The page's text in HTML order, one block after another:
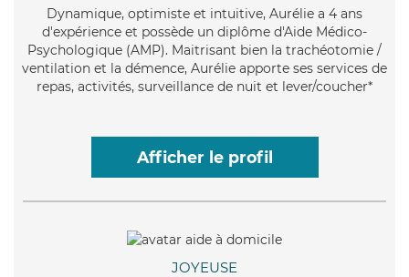
Dynamique, optimiste et intuitive, Aurélie a 4 ans
d'expérience et possède un diplôme d'Aide Médico-
Psychologique (AMP). Maitrisant bien la trachéotomie /
ventilation et la démence, Aurélie apporte ses services de
repas, activités, surveillance de nuit et lever/coucher*
Afficher le profil
JOYEUSE